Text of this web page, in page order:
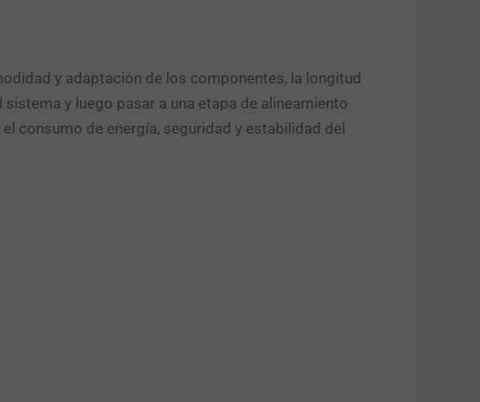
y adaptación de los componentes, la longitud
y luego pasar a una etapa de alineamiento
consumo de energía, seguridad y estabilidad del